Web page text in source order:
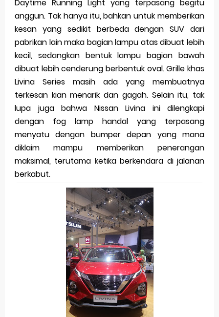
Daytime Running Light yang terpasang begitu
anggun. Tak hanya itu, bahkan untuk memberikan
kesan yang sedikit berbeda dengan SUV dari
pabrikan lain maka bagian lampu atas dibuat lebih
kecil, sedangkan bentuk lampu bagian bawah
dibuat lebih cenderung berbentuk oval. Grille khas
Livina Series masih ada yang membuatnya
terkesan kian menarik dan gagah. Selain itu, tak
lupa juga bahwa Nissan Livina ini dilengkapi
dengan fog lamp handal yang terpasang
menyatu dengan bumper depan yang mana
diklaim mampu memberikan penerangan
maksimal, terutama ketika berkendara di jalanan
berkabut.